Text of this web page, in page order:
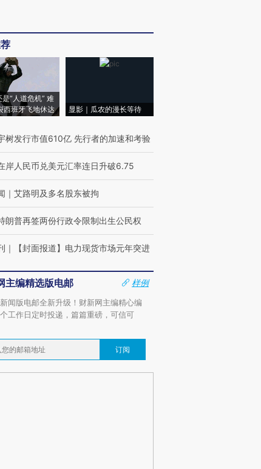
是“人道危机” 难
西班牙飞地休达
显影｜瓜农的漫长等待
树发行市值610亿 先行者的加速和考验
岸人民币兑美元汇率连日升破6.75
｜ 艾路明及多名股东被拘
朗普再签两份行政令限制出生公民权
｜ 【封面报道】电力现货市场元年突进
主编精选版电邮
样例
闻版电邮全新升级！财新网主编精心编
工作日定时投递，篇篇重磅，可信可
订阅